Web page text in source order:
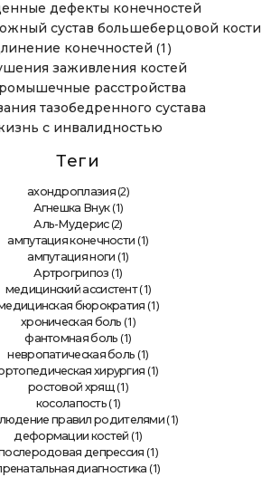
дефекты конечностей
сустав большеберцовой кости
конечностей (1)
заживления костей
расстройства
тазобедренного сустава
с инвалидностью
Теги
ахондроплазия(2)
Агнешка Внук(1)
Аль-Мудерис(2)
ампутация конечности (1)
ампутация ноги (1)
Артрогрипоз (1)
медицинский ассистент(1)
бюрократия (1)
хроническая боль (1)
фантомная боль (1)
невропатическая боль (1)
хирургия (1)
ростовой хрящ(1)
косолапость (1)
правил родителями (1)
деформации костей (1)
депрессия (1)
диагностика (1)